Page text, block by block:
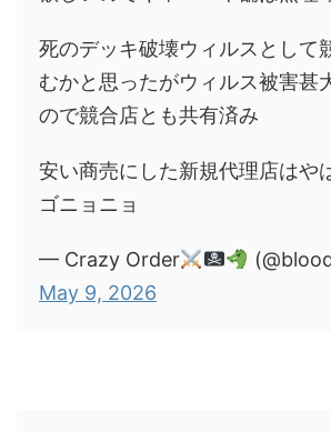
死のデッキ破壊ウィルスとして
むかと思ったがウィルス被害甚
ので競合店とも共有済み
安い商売にした新規代理店はや
ゴニョニョ
— Crazy Order
May 9, 2026